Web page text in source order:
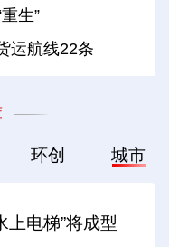
生”
运航线22条
环创 城市
上电梯”将成型